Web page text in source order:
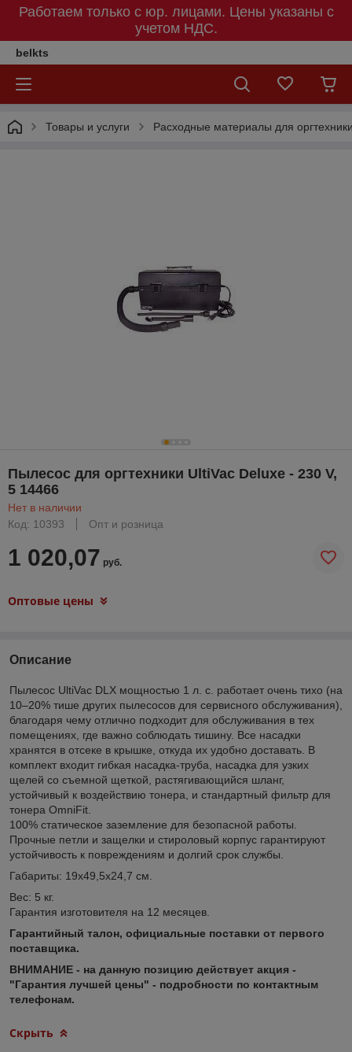
Работаем только с юр. лицами. Цены указаны c
учетом НДС.
belkts
Товары и услуги Расходные материалы для
Пылесос для оргтехники UltiVac Deluxe - 230 V,
5 14466
Нет в наличии
Код: 10393
Опт и розница
1 020,07 руб.
Оптовые цены
Описание
Пылесос UltiVac DLX мощностью 1 л. с. работает очень тихо (на
10–20% тише других пылесосов для сервисного обслуживания),
благодаря чему отлично подходит для обслуживания в тех
помещениях, где важно соблюдать тишину. Все насадки
хранятся в отсеке в крышке, откуда их удобно доставать. В
комплект входит гибкая насадка-труба, насадка для узких
щелей со съемной щеткой, растягивающийся шланг,
устойчивый к воздействию тонера, и стандартный фильтр для
тонера OmniFit.
100% статическое заземление для безопасной работы.
Прочные петли и защелки и стироловый корпус гарантируют
устойчивость к повреждениям и долгий срок службы.
Габариты: 19х49,5х24,7 см.
Вес: 5 кг.
Гарантия изготовителя на 12 месяцев.
Гарантийный талон, официальные поставки от первого
поставщика.
ВНИМАНИЕ - на данную позицию действует акция -
"Гарантия лучшей цены" - подробности по контактным
телефонам.
Скрыть